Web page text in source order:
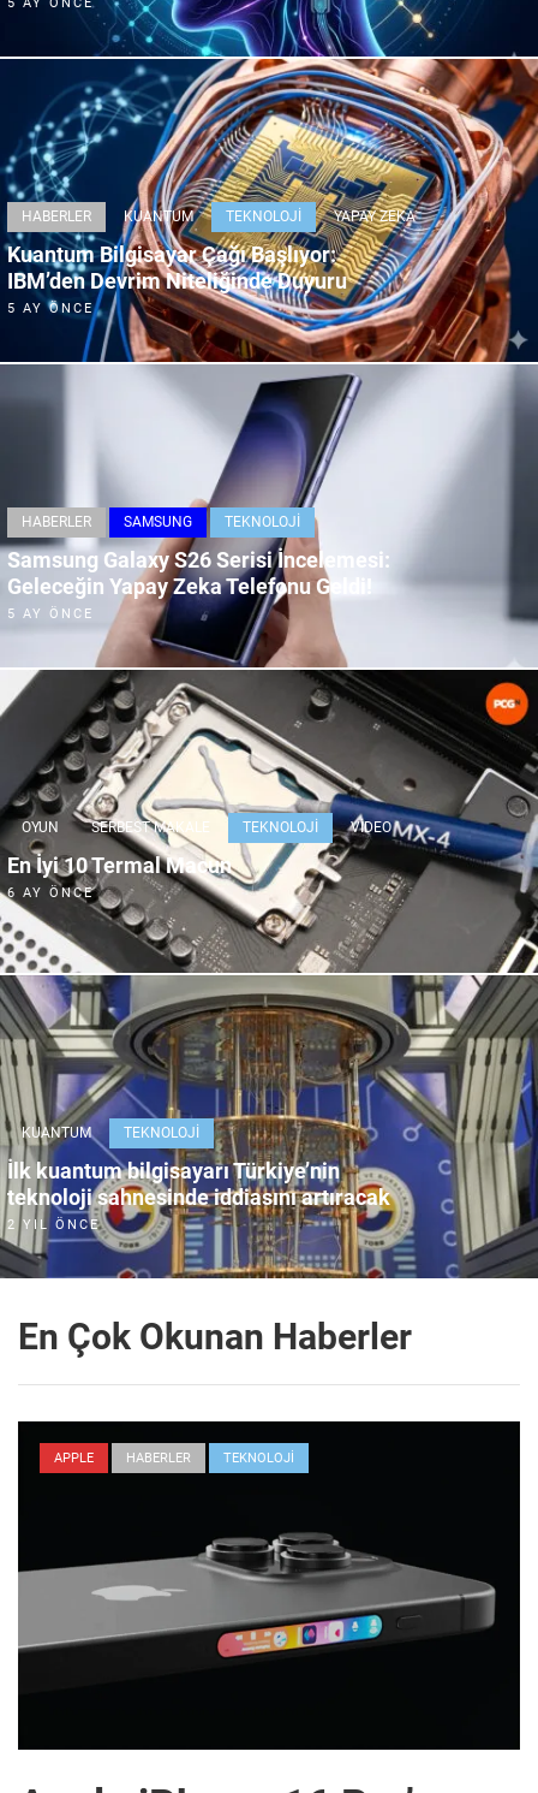
HABERLER KUANTUM TEKNOLOJI YAPAY ZEKA
Kuantum Bilgisayar Çağı Başlıyor:
IBM’den Devrim Niteliğinde Duyuru
5 AY ÖNCE
HABERLER SAMSUNG TEKNOLOJI
Samsung Galaxy S26 Serisi İncelemesi:
Geleceğin Yapay Zeka Telefonu Geldi!
5 AY ÖNCE
OYUN SERBEST MAKALE TEKNOLOJI VIDEO
En İyi 10 Termal Macun
6 AY ÖNCE
KUANTUM TEKNOLOJI
İlk kuantum bilgisayarı Türkiye’nin
teknoloji sahnesinde iddiasını artıracak
2 YIL ÖNCE
En Çok Okunan Haberler
APPLE HABERLER TEKNOLOJI